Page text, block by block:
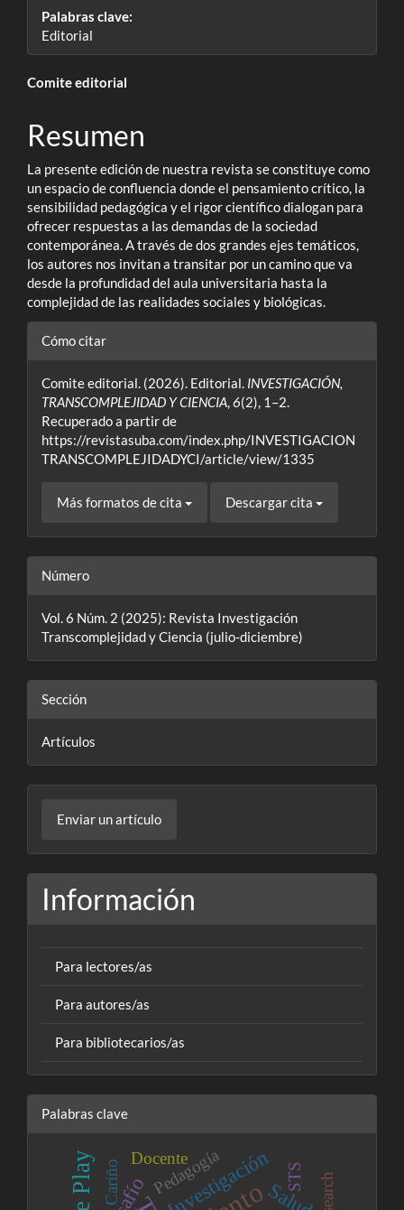
Palabras clave:
Editorial
Contenido
principal
del
artículo
Comite editorial
Resumen
La presente edición de nuestra revista se constituye como
un espacio de confluencia donde el pensamiento crítico, la
sensibilidad pedagógica y el rigor científico dialogan para
ofrecer respuestas a las demandas de la sociedad
contemporánea. A través de dos grandes ejes temáticos,
los autores nos invitan a transitar por un camino que va
desde la profundidad del aula universitaria hasta la
complejidad de las realidades sociales y biológicas.
Detalles
artículo
Cómo citar
Comite editorial. (2026). Editorial. INVESTIGACIÓN,
TRANSCOMPLEJIDAD Y CIENCIA,6(2), 1–2.
Recuperado a partir de
https://revistasuba.com/index.php/INVESTIGACION
TRANSCOMPLEJIDADYCI/article/view/1335
Más formatos de cita Descargar cita
Número
Vol. 6 Núm. 2 (2025): Revista Investigación
Transcomplejidad y Ciencia (julio-diciembre)
Sección
Artículos
un
artículo
Enviar un artículo
Información
Para lectores/as
Para autores/as
Para bibliotecarios/as
Palabras clave
Salud
Investigación
Pedagogía STS
Cariño
Docente